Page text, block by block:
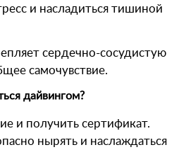
и насладиться тишиной
сердечно-сосудистую
самочувствие.
дайвингом?
и получить сертификат.
нырять и наслаждаться